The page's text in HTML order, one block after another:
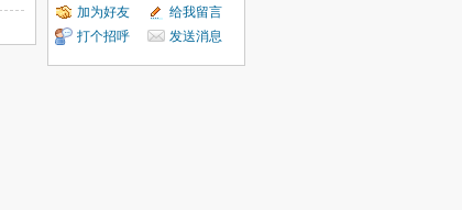
加为好友
给我留言
打个招呼
发送消息